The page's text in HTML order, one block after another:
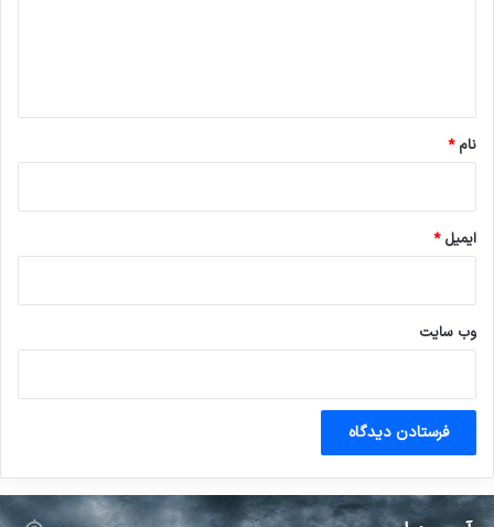
نام*
ایمیل*
وب‌ سایت